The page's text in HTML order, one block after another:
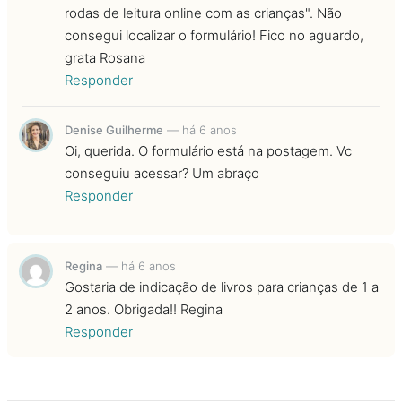
rodas de leitura online com as crianças". Não
consegui localizar o formulário! Fico no aguardo,
grata Rosana
Responder
Denise Guilherme — há 6 anos
Oi, querida. O formulário está na postagem. Vc
conseguiu acessar? Um abraço
Responder
Regina — há 6 anos
Gostaria de indicação de livros para crianças de 1 a
2 anos. Obrigada!! Regina
Responder